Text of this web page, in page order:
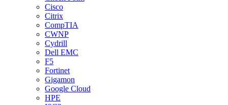
Cisco
Citrix
CompTIA
CWNP
Cydrill
Dell EMC
F5
Fortinet
Gigamon
Google Cloud
HPE